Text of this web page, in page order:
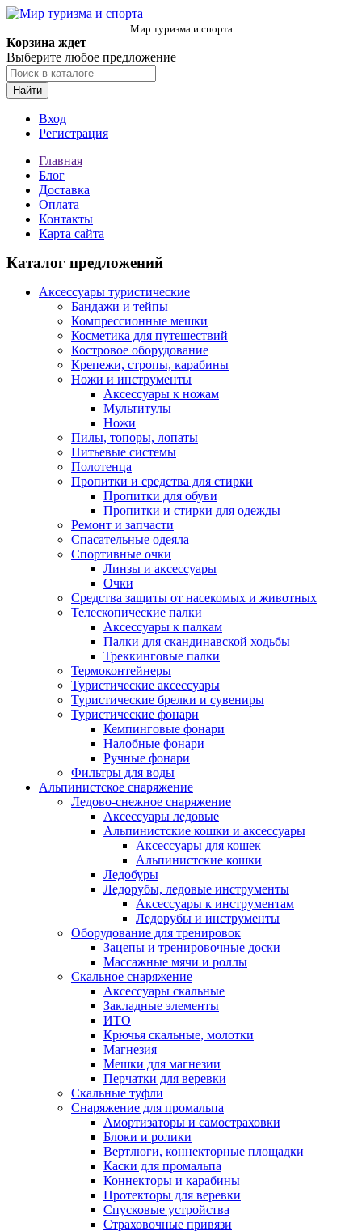
Мир туризма и спорта
Корзина ждет
Выберите любое предложение
Найти
Вход
Регистрация
Главная
Блог
Доставка
Оплата
Контакты
Карта сайта
Каталог предложений
Аксессуары туристические
Бандажи и тейпы
Компрессионные мешки
Косметика для путешествий
Костровое оборудование
Крепежи, стропы, карабины
Ножи и инструменты
Аксессуары к ножам
Мультитулы
Ножи
Пилы, топоры, лопаты
Питьевые системы
Полотенца
Пропитки и средства для стирки
Пропитки для обуви
Пропитки и стирки для одежды
Ремонт и запчасти
Спасательные одеяла
Спортивные очки
Линзы и аксессуары
Очки
Средства защиты от насекомых и животных
Телескопические палки
Аксессуары к палкам
Палки для скандинавской ходьбы
Треккинговые палки
Термоконтейнеры
Туристические аксессуары
Туристические брелки и сувениры
Туристические фонари
Кемпинговые фонари
Налобные фонари
Ручные фонари
Фильтры для воды
Альпинистское снаряжение
Ледово-снежное снаряжение
Аксессуары ледовые
Альпинистские кошки и аксессуары
Аксессуары для кошек
Альпинистские кошки
Ледобуры
Ледорубы, ледовые инструменты
Аксессуары к инструментам
Ледорубы и инструменты
Оборудование для тренировок
Зацепы и тренировочные доски
Массажные мячи и роллы
Скальное снаряжение
Аксессуары скальные
Закладные элементы
ИТО
Крючья скальные, молотки
Магнезия
Мешки для магнезии
Перчатки для веревки
Скальные туфли
Снаряжение для промальпа
Амортизаторы и самостраховки
Блоки и ролики
Вертлюги, коннекторные площадки
Каски для промальпа
Коннекторы и карабины
Протекторы для веревки
Спусковые устройства
Страховочные привязи